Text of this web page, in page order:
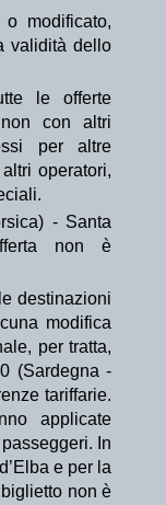
modificato,
validità dello
le offerte
con altri
per altre
operatori,
- Santa
non è
destinazioni
modifica
per tratta,
(Sardegna -
tariffarie.
applicate
In
e per la
non è